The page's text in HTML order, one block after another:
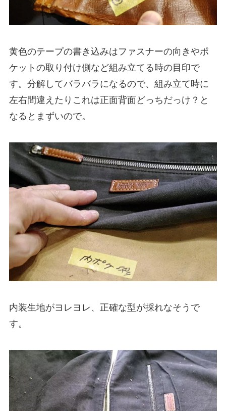
黄色のテープの書き込みはファスナーの向きやポ
ケットの取り付け側など組み立てる時の目印で
す。分解してバラバラになるので、組み立て時に
左右間違えたりこれは正面背面どっちだっけ？と
なるとまずいので。
内装生地がヨレヨレ、正確な型が採れなそうで
す。